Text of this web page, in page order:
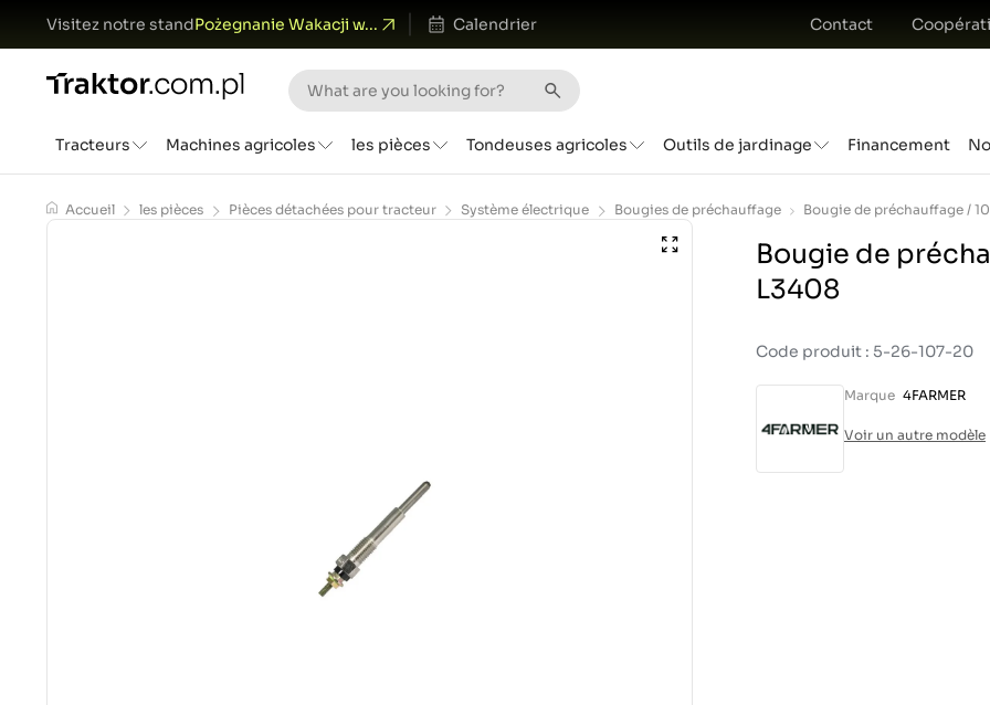
Visitez notre standPożegnanie Wakacji w... Calendrier Contact
Tracteurs Machines agricoles les pièces Tondeuses agricoles Outils de jardinage Financement
Accueil les pièces Pièces détachées pour tracteur Système électrique Bougies de préchauffage
Bougie de
L3408
Code produit : 5-26-107-20
Marque 4FARMER
Voir un autre modèle